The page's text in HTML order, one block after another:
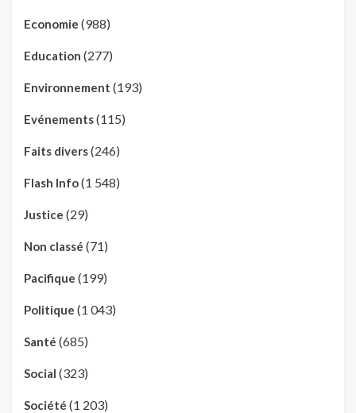
Economie (988)
Education (277)
Environnement (193)
Evénements(115)
Faits divers(246)
Flash Info(1 548)
Justice (29)
Non classé (71)
Pacifique (199)
Politique (1 043)
Santé (685)
Social (323)
Société (1 203)